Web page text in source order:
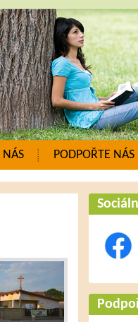
NÁS PODPOŘTE NÁS